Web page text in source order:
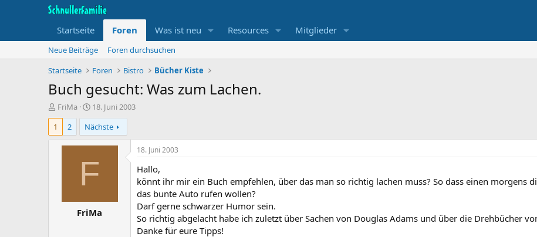
Startseite Foren Was ist neu Resources Mitglieder
Neue Beiträge
Foren durchsuchen
Startseite
Foren Bistro Bücher Kiste
Buch gesucht: Was zum Lachen.
T
h
m
FriMa
B
e
g
i
n
u
m
18. Juni 2003
1
2 Nächste
F
FriMa
18. Juni 2003
Hallo,
könnt ihr mir ein Buch empfehlen, über das man so richtig lachen muss? So dass einen morgens
das bunte Auto rufen wollen?
Darf gerne schwarzer Humor sein.
So richtig abgelacht habe ich zuletzt über Sachen von Douglas Adams und über die Drehbücher
Danke für eure Tipps!